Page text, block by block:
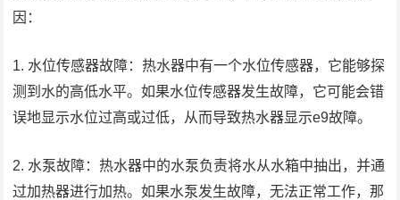
因：
1. 水位传感器故障：热水器中有一个水位传感器，它能够探
测到水的高低水平。如果水位传感器发生故障，它可能会错
误地显示水位过高或过低，从而导致热水器显示e9故障。
2. 水泵故障：热水器中的水泵负责将水从水箱中抽出，并通
过加热器进行加热。如果水泵发生故障，无法正常工作，那